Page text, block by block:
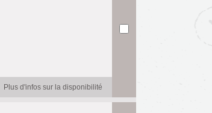
Plus d'infos sur la disponibilité